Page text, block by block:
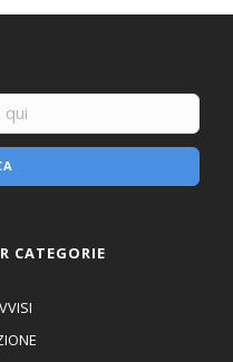
CATEGORIE